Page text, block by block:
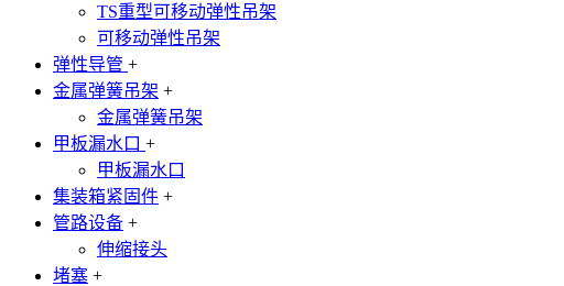
TS重型可移动弹性吊架
可移动弹性吊架
弹性导管 +
金属弹簧吊架 +
金属弹簧吊架
甲板漏水口 +
甲板漏水口
集装箱紧固件 +
管路设备 +
伸缩接头
堵塞 +